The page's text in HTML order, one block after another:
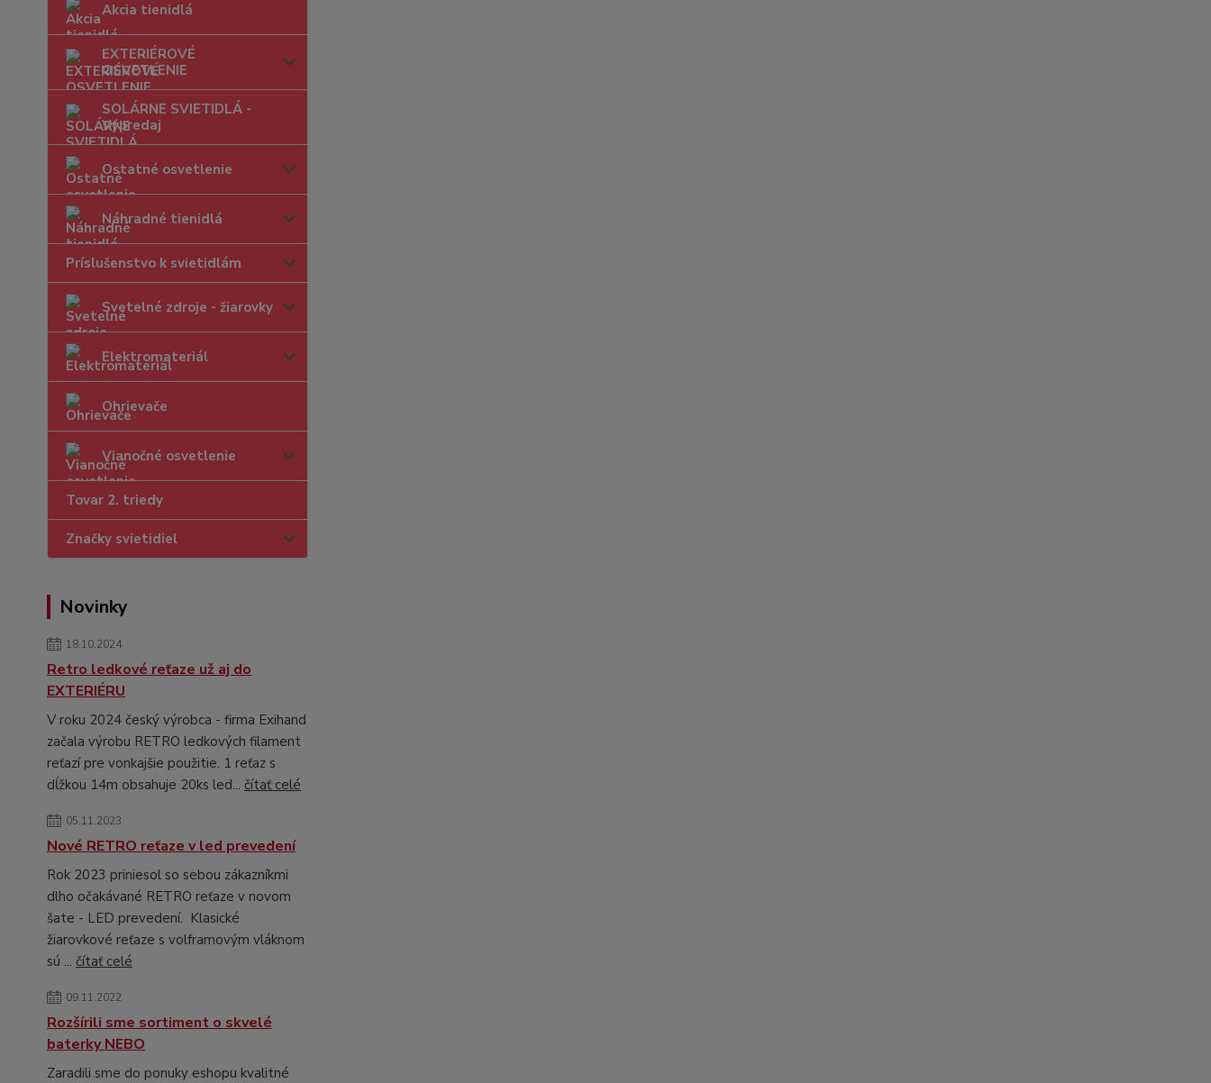
Akcia tienidlá
EXTERIÉROVÉ
OSVETLENIE
SOLÁRNE SVIETIDLÁ -
Výpredaj
Ostatné osvetlenie
Náhradné tienidlá
Príslušenstvo k svietidlám
Svetelné zdroje - žiarovky
Elektromateriál
Ohrievače
Vianočné osvetlenie
Tovar 2. triedy
Značky svietidiel
Novinky
18.10.2024
Retro ledkové reťaze už aj do
EXTERIÉRU
V roku 2024 český výrobca - firma Exihand
začala výrobu RETRO ledkových filament
reťazí pre vonkajšie použitie. 1 reťaz s
dĺžkou 14m obsahuje 20ks led... čítať celé
05.11.2023
Nové RETRO reťaze v led prevedení
Rok 2023 priniesol so sebou zákazníkmi
dlho očakávané RETRO reťaze v novom
šate - LED prevedení. Klasické
žiarovkové reťaze s volframovým vláknom
sú ... čítať celé
09.11.2022
Rozšírili sme sortiment o skvelé
baterky NEBO
Zaradili sme do ponuky eshopu kvalitné